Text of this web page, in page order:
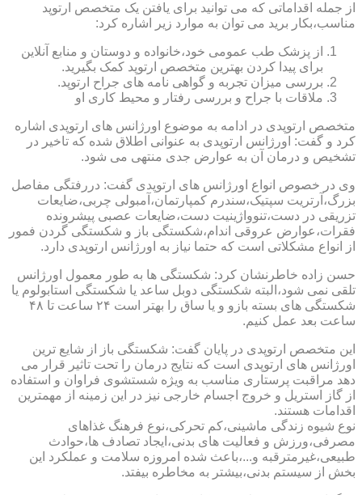
از جمله اقداماتی که می توانید برای یافتن یک متخصص ارتوپد
مناسب،بکار برید می توان به موارد زیر اشاره کرد:
از پزشک طب عمومی خود،خانواده و دوستان و منابع آنلاین
برای پیدا کردن بهترین متخصص ارتوپد کمک بگیرید.
بررسی میزان تجربه و گواهی نامه های جراح ارتوپد.
ملاقات با جراح و بررسی رفتار و محیط کاری او
متخصص ارتوپدی در ادامه به موضوع اورژانس های ارتوپدی اشاره
کرد و گفت: اورژانس ارتوپدی به عنوانی اطلاق شده که تاخیر در
تشخیص و درمان آن به عوارض جدی منتهی می شود.
وی در خصوص انواع اورژانس های ارتوپدی گفت: دررفتگی مفاصل
بزرگ،آرتریت سپتیک،سندرم کمپارتمان،آمبولی چربی،ضایعات
تزریقی در دست،تنوواژینیت دست،ضایعات عصبی پیشرونده
فقرات،عوارض عروقی اندام،شکستگی باز و شکستگی گردن فمور
از انواع مشکلاتی است که حتما نیاز به اورژانس ارتوپدی دارد.
حسن زاده خاطرنشان کرد: شکستگی ها به طور معمول اورژانس
تلقی نمی شود،البته شکستگی دوبل ساعد یا شکستگی استابولوم یا
شکستگی های بسته بازو و یا ساق را بهتر است ۲۴ ساعت تا ۴۸
ساعت بعد عمل کنیم.
این متخصص ارتوپدی در پایان گفت: شکستگی باز از شایع ترین
اورژانس های ارتوپدی است که نتایج درمان را تحت تاثیر قرار می
دهد مراقبت پرستاری مناسب به ویژه شستشوی فراوان و استفاده
از گاز استریل و خروج اجسام خارجی نیز در این زمینه از مهمترین
اقدامات هستند.
نوع شیوه زندگی ماشینی،کم تحرکی،نوع فرهنگ غذاهای
مصرفی،ورزش و فعالیت های بدنی،ایجاد تصادف ها،حوادث
طبیعی،غیرمترقبه و...،باعث شده امروزه سلامت و عملکرد این
بخش از سیستم بدنی،بیشتر به مخاطره بیفتد.